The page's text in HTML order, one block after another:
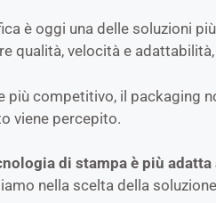
è oggi una delle soluzioni
qualità, velocità e
più competitivo, il packaging
viene percepito.
di stampa è più
nella scelta della